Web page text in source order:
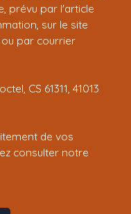
prévu par l'article
sur le site
par courrier
CS 61311, 41013
de vos
consulter notre